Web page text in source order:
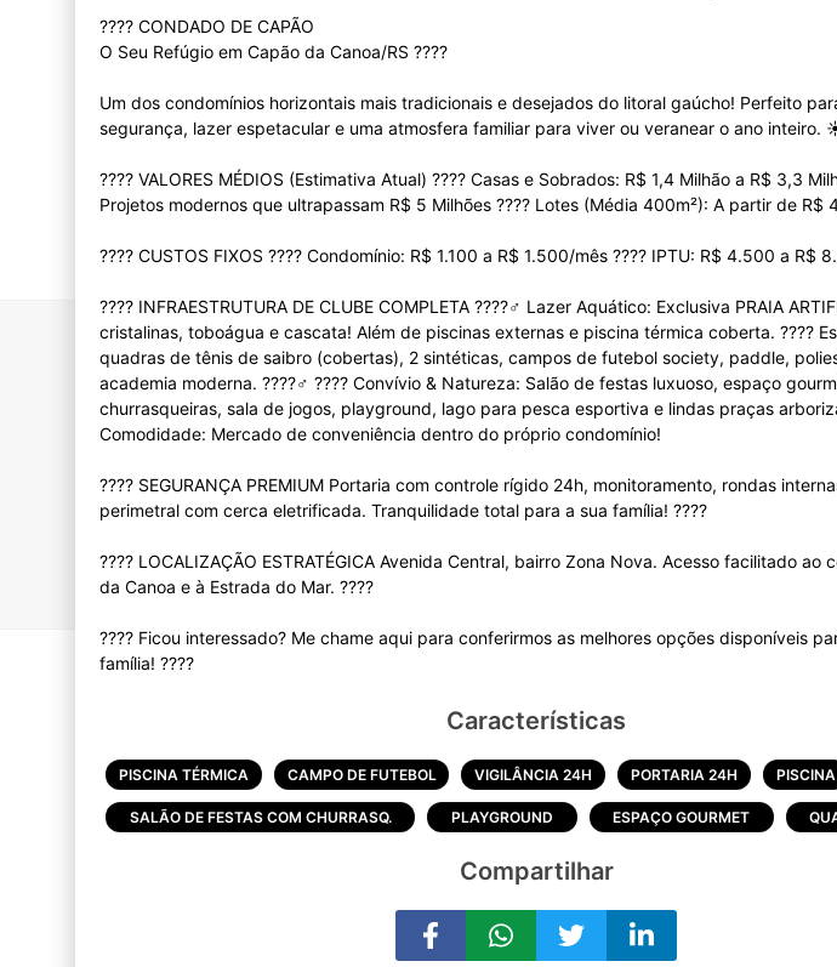
???? CONDADO DE CAPÃO
O Seu Refúgio em Capão da Canoa/RS ????
Um dos condomínios horizontais mais tradicionais e desejados do litoral gaúcho! Perfeito
segurança, lazer espetacular e uma atmosfera familiar para viver ou veranear o ano inteiro.
???? VALORES MÉDIOS (Estimativa Atual) ???? Casas e Sobrados: R$ 1,4 Milhão a R$ 3,3
Projetos modernos que ultrapassam R$ 5 Milhões ????️ Lotes (Média 400m²): A partir de R$
???? CUSTOS FIXOS ???? Condomínio: R$ 1.100 a R$ 1.500/mês ???? IPTU: R$ 4.500 a R$
????️ INFRAESTRUTURA DE CLUBE COMPLETA ????‍♂️ Lazer Aquático: Exclusiva PRAIA
cristalinas, toboágua e cascata! Além de piscinas externas e piscina térmica coberta. ????
quadras de tênis de saibro (cobertas), 2 sintéticas, campos de futebol society, paddle,
academia moderna. ????️‍♂️ ???? Convívio & Natureza: Salão de festas luxuoso, espaço
churrasqueiras, sala de jogos, playground, lago para pesca esportiva e lindas praças
Comodidade: Mercado de conveniência dentro do próprio condomínio!
????️ SEGURANÇA PREMIUM Portaria com controle rígido 24h, monitoramento, rondas
perimetral com cerca eletrificada. Tranquilidade total para a sua família! ????
???? LOCALIZAÇÃO ESTRATÉGICA Avenida Central, bairro Zona Nova. Acesso facilitado ao
da Canoa e à Estrada do Mar. ????️
???? Ficou interessado? Me chame aqui para conferirmos as melhores opções disponíveis
Características
PISCINA TÉRMICA CAMPO DE FUTEBOL VIGILÂNCIA 24H PORTARIA 24H PISCINA
SALÃO DE FESTAS COM CHURRASQ. PLAYGROUND ESPAÇO GOURMET
Compartilhar